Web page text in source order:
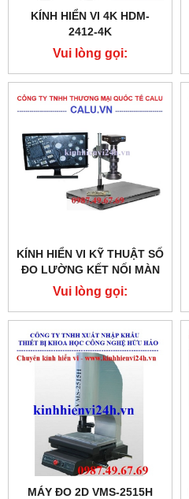
KÍNH HIỂN VI 4K HDM-
2412-4K
Vui lòng gọi:
0987.49.67.69
KÍNH HIỂN VI KỸ THUẬT SỐ
ĐO LƯỜNG KẾT NỐI MÀN
HÌNH
Vui lòng gọi:
0987.49.67.69
MÁY ĐO 2D VMS-2515H